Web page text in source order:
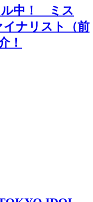
ル中！ ミス
イナリスト（前
！